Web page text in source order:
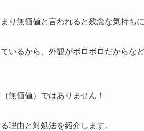
り無価値と言われると残念な気持ちに
いるから、外観がボロボロだからな
無価値）ではありません！
理由と対処法を紹介します。